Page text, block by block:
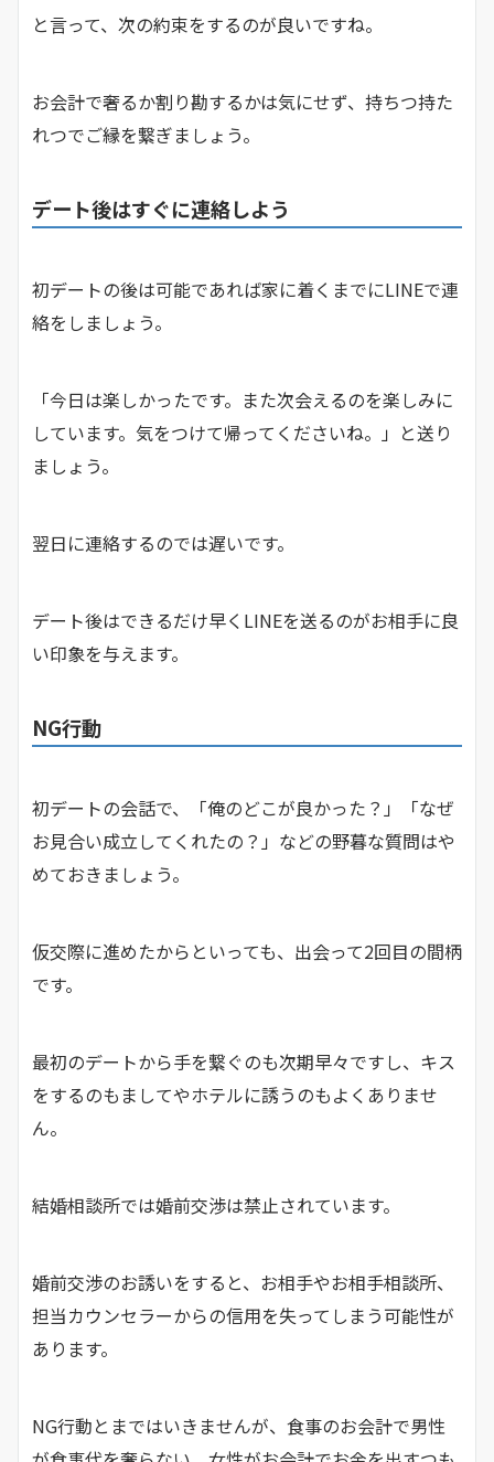
と言って、次の約束をするのが良いですね。
お会計で奢るか割り勘するかは気にせず、持ちつ持た
れつでご縁を繋ぎましょう。
デート後はすぐに連絡しよう
初デートの後は可能であれば家に着くまでにLINEで連
絡をしましょう。
「今日は楽しかったです。また次会えるのを楽しみに
しています。気をつけて帰ってくださいね。」と送り
ましょう。
翌日に連絡するのでは遅いです。
デート後はできるだけ早くLINEを送るのがお相手に良
い印象を与えます。
NG行動
初デートの会話で、「俺のどこが良かった？」「なぜ
お見合い成立してくれたの？」などの野暮な質問はや
めておきましょう。
仮交際に進めたからといっても、出会って2回目の間柄
です。
最初のデートから手を繋ぐのも次期早々ですし、キス
をするのもましてやホテルに誘うのもよくありませ
ん。
結婚相談所では婚前交渉は禁止されています。
婚前交渉のお誘いをすると、お相手やお相手相談所、
担当カウンセラーからの信用を失ってしまう可能性が
あります。
NG行動とまではいきませんが、食事のお会計で男性